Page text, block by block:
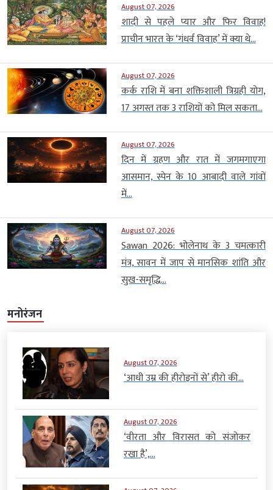
August 07, 2026
शादी से पहले प्यार और फिर विवाह!
प्राचीन भारत के ‘गंधर्व विवाह’ में क्या थे...
August 07, 2026
कर्क राशि में बना शक्तिशाली त्रिग्रही योग,
17 अगस्त तक 3 राशियों को मिल सकता...
August 07, 2026
दिन में ग्रहण और रात में जगमगाएगा
आसमान, स्पेन के 10 आबादी वाले गांवों
में...
August 07, 2026
Sawan 2026: भोलेनाथ के 3 चमत्कारी
मंत्र, सावन में जाप से मानसिक शांति और
सुख-समृद्धि...
मनोरंजन
August 07, 2026
‘आधी उम्र की हीरोइनों से’ हीरो की...
August 07, 2026
‘वीरता और विरासत को संजोकर
रखा है’,...